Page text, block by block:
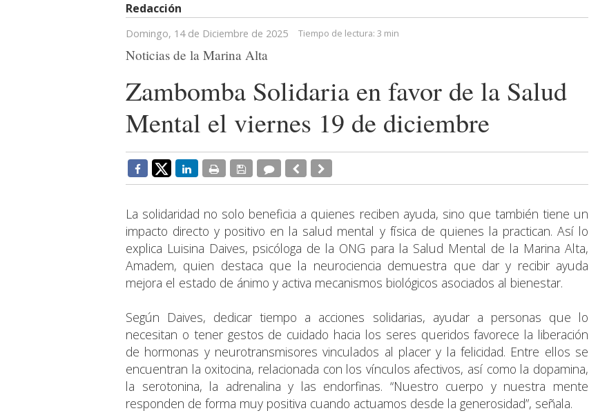
Redacción
Domingo, 14 de Diciembre de 2025 Tiempo de lectura: 3 min
Noticias de la Marina Alta
Zambomba Solidaria en favor de la Salud
Mental el viernes 19 de diciembre
La solidaridad no solo beneficia a quienes reciben ayuda, sino que también tiene un
impacto directo y positivo en la salud mental y física de quienes la practican. Así lo
explica Luisina Daives, psicóloga de la ONG para la Salud Mental de la Marina Alta,
Amadem, quien destaca que la neurociencia demuestra que dar y recibir ayuda
mejora el estado de ánimo y activa mecanismos biológicos asociados al bienestar.
Según Daives, dedicar tiempo a acciones solidarias, ayudar a personas que lo
necesitan o tener gestos de cuidado hacia los seres queridos favorece la liberación
de hormonas y neurotransmisores vinculados al placer y la felicidad. Entre ellos se
encuentran la oxitocina, relacionada con los vínculos afectivos, así como la dopamina,
la serotonina, la adrenalina y las endorfinas. “Nuestro cuerpo y nuestra mente
responden de forma muy positiva cuando actuamos desde la generosidad”, señala.